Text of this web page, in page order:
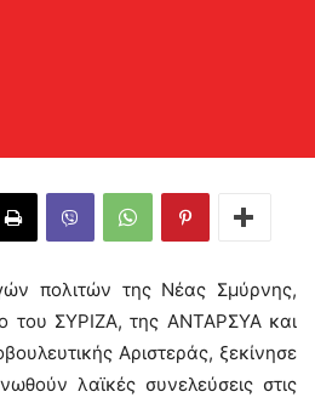
πολιτών της Νέας Σμύρνης,
ΣΥΡΙΖΑ, της ΑΝΤΑΡΣΥΑ και
Aριστεράς, ξεκίνησε
λαϊκές συνελεύσεις στις